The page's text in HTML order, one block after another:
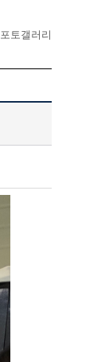
포토갤러리